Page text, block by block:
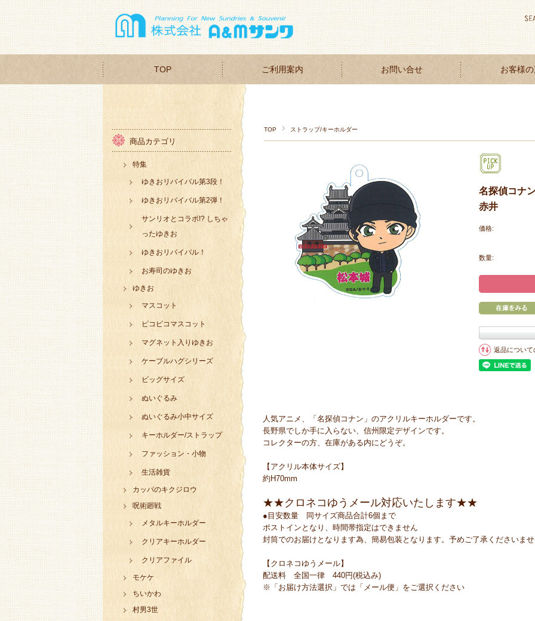
TOP ご利用案内 お問い合せ お客様
TOP ストラップ/キーホルダー
名探偵コナ
赤井
価格:
数量:
返品につい
人気アニメ、「名探偵コナン」のアクリルキーホルダーです。
長野県でしか手に入らない、信州限定デザインです。
コレクターの方、在庫がある内にどうぞ。
【アクリル本体サイズ】
約H70mm
★★クロネコゆうメール対応いたします★★
●目安数量 同サイズ商品合計6個まで
ポストインとなり、時間帯指定はできません
封筒でのお届けとなります為、簡易包装となります。予めご了承くださいま
【クロネコゆうメール】
配送料 全国一律 440円(税込み)
※「お届け方法選択」では「メール便」をご選択ください
商品カテゴリ
特集
ゆきおリバイバル第3段！
ゆきおリバイバル第2弾！
サンリオとコラボ!? しちゃ
ったゆきお
ゆきおリバイバル！
お寿司のゆきお
ゆきお
マスコット
ピコピコマスコット
マグネット入りゆきお
ケーブルハグシリーズ
ビッグサイズ
ぬいぐるみ
ぬいぐるみ小中サイズ
キーホルダー/ストラップ
ファッション・小物
生活雑貨
カッパのキクジロウ
呪術廻戦
メタルキーホルダー
クリアキーホルダー
クリアファイル
モケケ
ちいかわ
村男3世